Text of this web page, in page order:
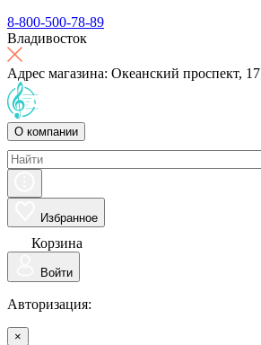
8-800-500-78-89
Владивосток
Адрес магазина: Океанский проспект, 17
О компании
Избранное
Корзина
Войти
Авторизация:
×